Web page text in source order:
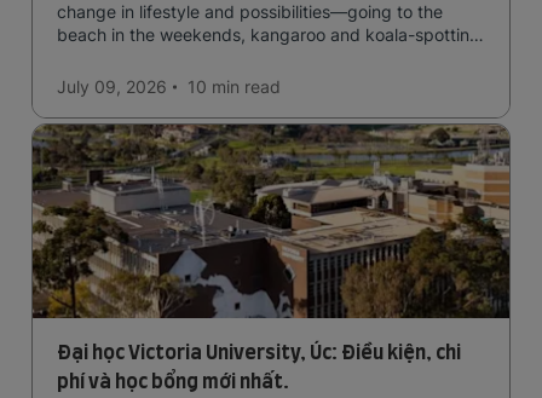
change in lifestyle and possibilities—going to the
beach in the weekends, kangaroo and koala-spotting
easy to manage traffic and a high standard of living.
July 09, 2026 10 min read
Đại học Victoria University, Úc: Điều kiện, chi
phí và học bổng mới nhất.